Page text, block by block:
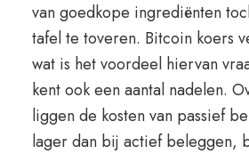
van goedkope ingrediënten
tafel te toveren. Bitcoin koers
wat is het voordeel hiervan
kent ook een aantal nadelen.
liggen de kosten van passief
lager dan bij actief beleggen,